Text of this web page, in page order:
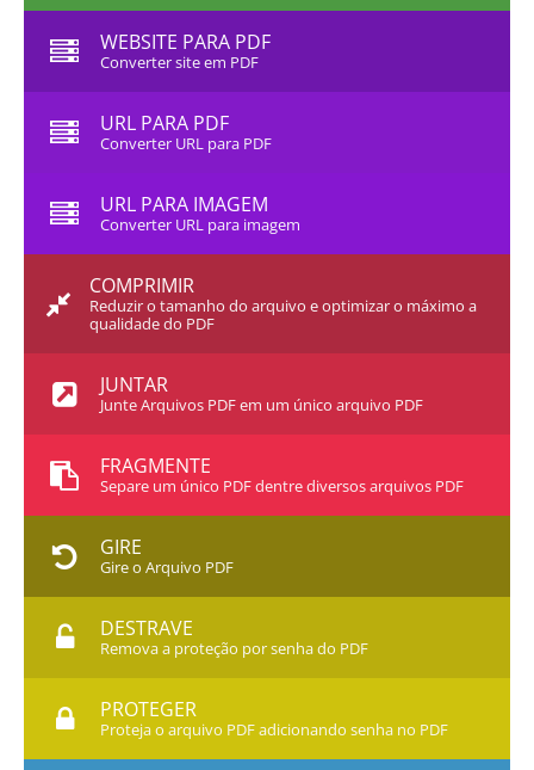
WEBSITE PARA PDF
Converter site em PDF
URL PARA PDF
Converter URL para PDF
URL PARA IMAGEM
Converter URL para imagem
COMPRIMIR
Reduzir o tamanho do arquivo e optimizar o máximo a
qualidade do PDF
JUNTAR
Junte Arquivos PDF em um único arquivo PDF
FRAGMENTE
Separe um único PDF dentre diversos arquivos PDF
GIRE
Gire o Arquivo PDF
DESTRAVE
Remova a proteção por senha do PDF
PROTEGER
Proteja o arquivo PDF adicionando senha no PDF